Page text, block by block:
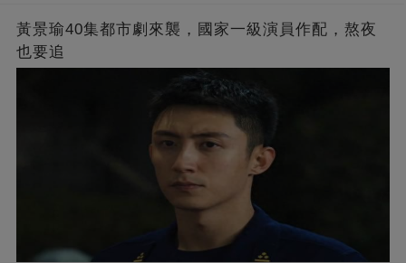
黃景瑜40集都市劇來襲，國家一級演員作配，熬夜
也要追